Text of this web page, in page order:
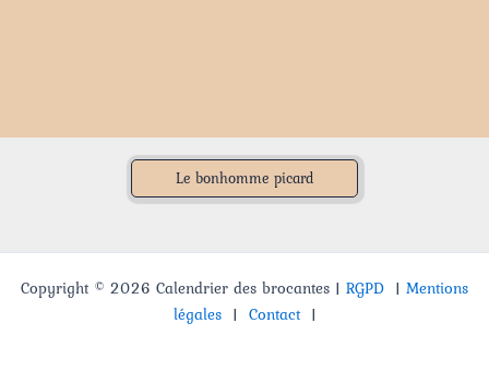
Le bonhomme picard
Copyright © 2026 Calendrier des brocantes | RGPD | Mentions
légales| Contact|